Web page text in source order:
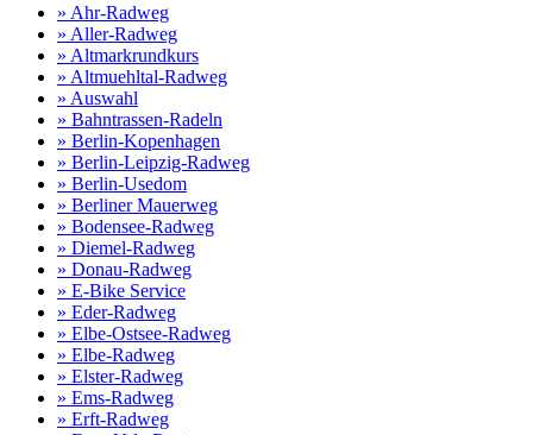
» Ahr-Radweg
» Aller-Radweg
» Altmarkrundkurs
» Altmuehltal-Radweg
» Auswahl
» Bahntrassen-Radeln
» Berlin-Kopenhagen
» Berlin-Leipzig-Radweg
» Berlin-Usedom
» Berliner Mauerweg
» Bodensee-Radweg
» Diemel-Radweg
» Donau-Radweg
» E-Bike Service
» Eder-Radweg
» Elbe-Ostsee-Radweg
» Elbe-Radweg
» Elster-Radweg
» Ems-Radweg
» Erft-Radweg